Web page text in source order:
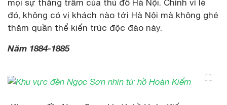
mọi sự thăng trầm của thủ đô Hà Nội. Chính vì lẽ
đó, không có vị khách nào tới Hà Nội mà không ghé
thăm quần thể kiến trúc độc đáo này.
Năm 1884-1885